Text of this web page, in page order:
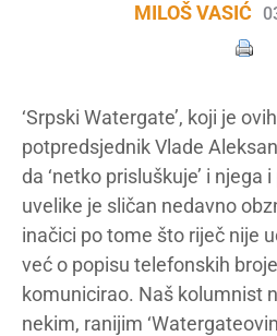
MILOŠ VASIĆ
‘Srpski Watergate’, koji je
potpredsjednik Vlade
da ‘netko prisluškuje’ i njega
uvelike je sličan nedavno
inačici po tome što riječ nije
već o popisu telefonskih
komunicirao. Naš kolumnist
nekim, ranijim